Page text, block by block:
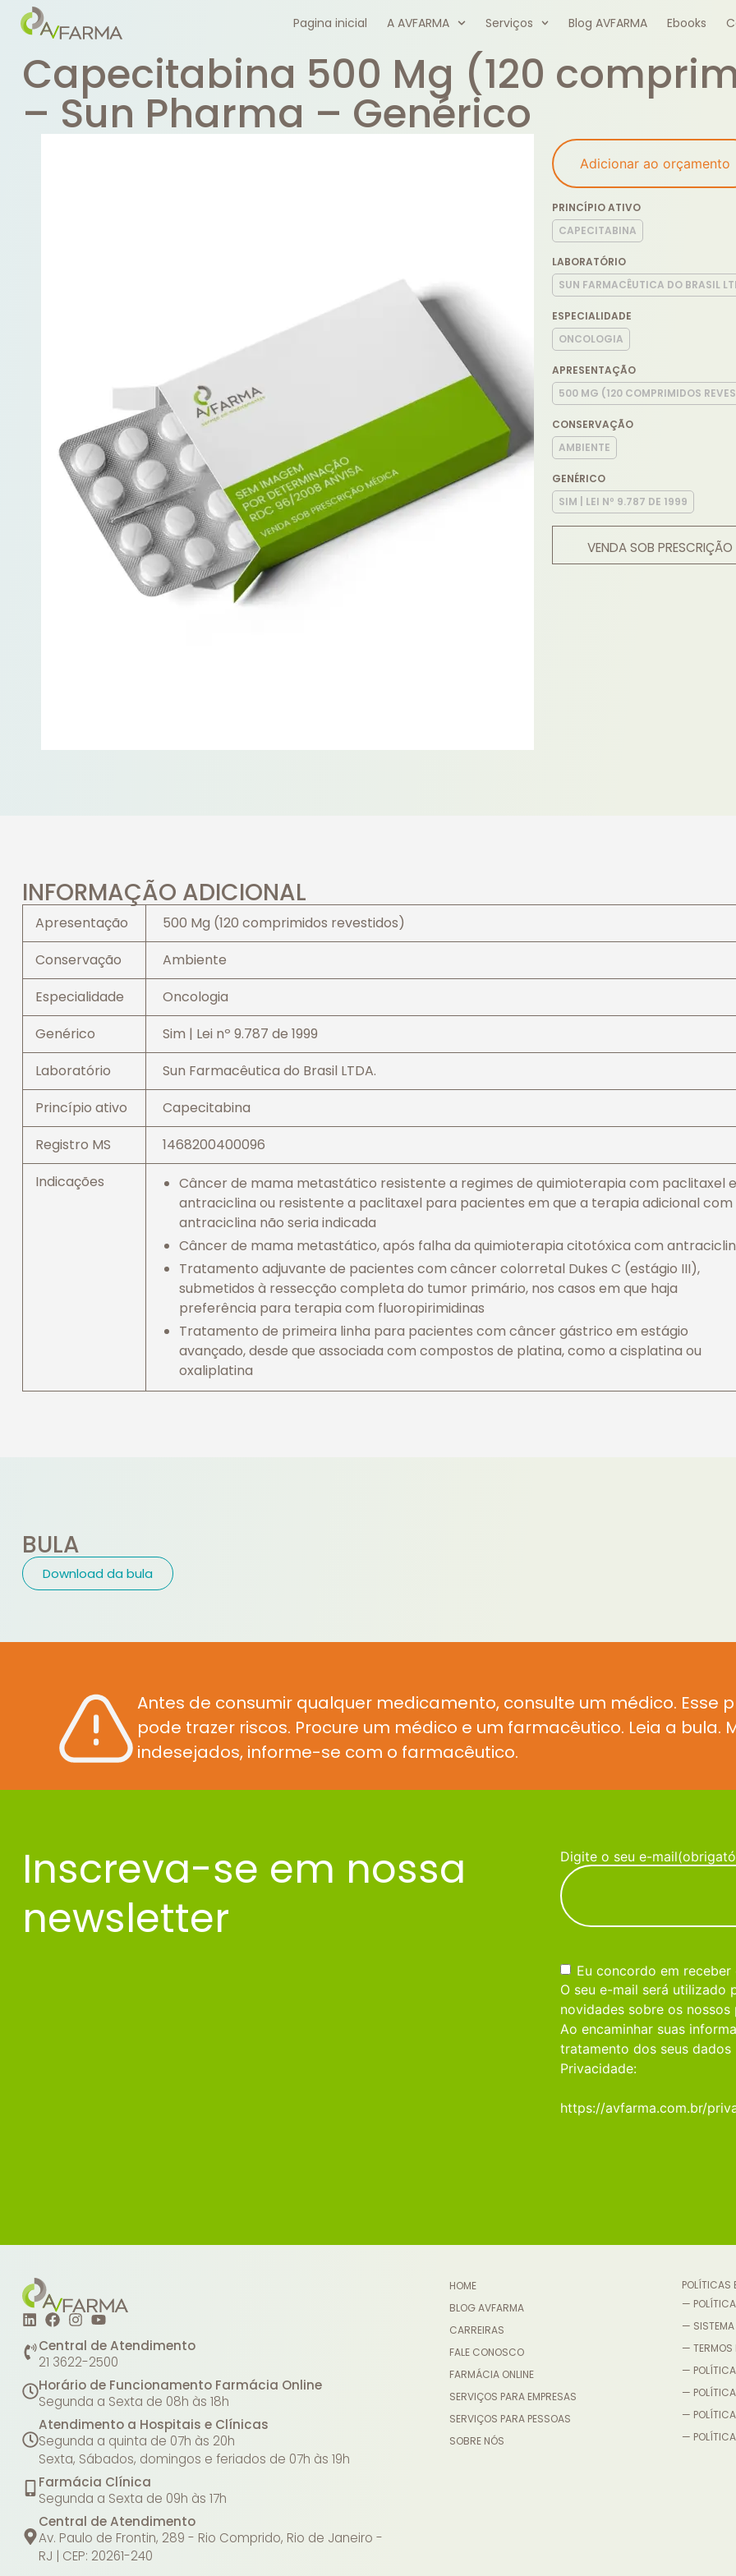
Pagina inicial A AVFARMA Serviços Blog AVFARMA Ebooks
Capecitabina 500 Mg (120
– Sun Pharma – Genérico
Adicionar ao orçamento
PRINCÍPIO ATIVO
CAPECITABINA
LABORATÓRIO
SUN FARMACÊUTICA DO BRASIL
ESPECIALIDADE
ONCOLOGIA
APRESENTAÇÃO
500 MG (120 COMPRIMIDOS
CONSERVAÇÃO
AMBIENTE
GENÉRICO
SIM | LEI Nº 9.787 DE 1999
VENDA SOB
INFORMAÇÃO ADICIONAL
Apresentação
500 Mg (120 comprimidos revestidos)
Conservação
Ambiente
Especialidade
Oncologia
Genérico
Sim | Lei nº 9.787 de 1999
Laboratório
Sun Farmacêutica do Brasil LTDA.
Princípio ativo
Capecitabina
Registro MS
1468200400096
Indicações
Câncer de mama metastático resistente a regimes de quimioterapia com paclitaxel e
antraciclina ou resistente a paclitaxel para pacientes em que a terapia adicional com
antraciclina não seria indicada
Câncer de mama metastático, após falha da quimioterapia citotóxica com
Tratamento adjuvante de pacientes com câncer colorretal Dukes C (estágio III),
submetidos à ressecção completa do tumor primário, nos casos em que haja
preferência para terapia com fluoropirimidinas
Tratamento de primeira linha para pacientes com câncer gástrico em estágio
avançado, desde que associada com compostos de platina, como a cisplatina ou
oxaliplatina
BULA
Download da bula
Antes de consumir qualquer medicamento, consulte um médico. Esse
pode trazer riscos. Procure um médico e um farmacêutico. Leia a
indesejados, informe-se com o farmacêutico.
Inscreva-se em nossa
newsletter
Digite o seu e-mail
Consentimento(obrigatório)
Eu concordo em receber
O seu e-mail será utilizado
novidades sobre os nossos
Ao encaminhar suas
tratamento dos seus dados
Privacidade:
https://avfarma.com.br/
Central de Atendimento
21 3622-2500
Horário de Funcionamento Farmácia Online
Segunda a Sexta de 08h às 18h
Atendimento a Hospitais e Clínicas
Segunda a quinta de 07h às 20h
Sexta, Sábados, domingos e feriados de 07h às 19h
Farmácia Clínica
Segunda a Sexta de 09h às 17h
Central de Atendimento
Av. Paulo de Frontin, 289 - Rio Comprido, Rio de Janeiro -
RJ | CEP: 20261-240
HOME
BLOG AVFARMA
CARREIRAS
FALE CONOSCO
FARMÁCIA ONLINE
SERVIÇOS PARA EMPRESAS
SERVIÇOS PARA PESSOAS
SOBRE NÓS
POLÍTICAS
— POLÍTICA
— SISTEMA
— TERMOS
—
—
—
—